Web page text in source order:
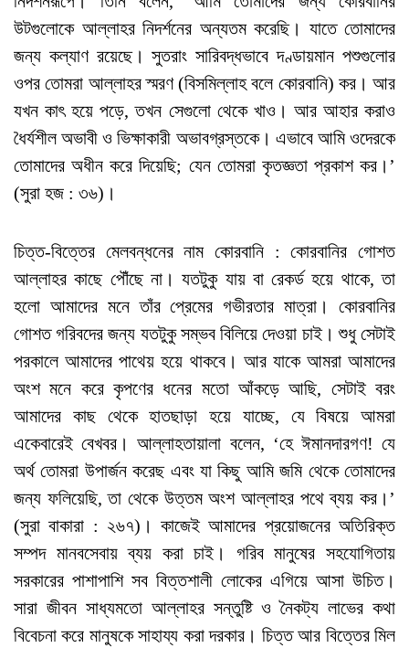
উটগুলোকে আল্লাহর নিদর্শনের অন্যতম করেছি। যাতে তোমাদের
জন্য কল্যাণ রয়েছে। সুতরাং সারিবদ্ধভাবে দণ্ডায়মান পশুগুলোর
ওপর তোমরা আল্লাহর স্মরণ (বিসমিল্লাহ বলে কোরবানি) কর। আর
যখন কাৎ হয়ে পড়ে, তখন সেগুলো থেকে খাও। আর আহার করাও
ধৈর্যশীল অভাবী ও ভিক্ষাকারী অভাবগ্রস্তকে। এভাবে আমি ওদেরকে
তোমাদের অধীন করে দিয়েছি; যেন তোমরা কৃতজ্ঞতা প্রকাশ কর।’
(সুরা হজ : ৩৬)।
চিত্ত-বিত্তের মেলবন্ধনের নাম কোরবানি : কোরবানির গোশত
আল্লাহর কাছে পৌঁছে না। যতটুকু যায় বা রেকর্ড হয়ে থাকে, তা
হলো আমাদের মনে তাঁর প্রেমের গভীরতার মাত্রা। কোরবানির
গোশত গরিবদের জন্য যতটুকু সম্ভব বিলিয়ে দেওয়া চাই। শুধু সেটাই
পরকালে আমাদের পাথেয় হয়ে থাকবে। আর যাকে আমরা আমাদের
অংশ মনে করে কৃপণের ধনের মতো আঁকড়ে আছি, সেটাই বরং
আমাদের কাছ থেকে হাতছাড়া হয়ে যাচ্ছে, যে বিষয়ে আমরা
একেবারেই বেখবর। আল্লাহতায়ালা বলেন, ‘হে ঈমানদারগণ! যে
অর্থ তোমরা উপার্জন করেছ এবং যা কিছু আমি জমি থেকে তোমাদের
জন্য ফলিয়েছি, তা থেকে উত্তম অংশ আল্লাহর পথে ব্যয় কর।’
(সুরা বাকারা : ২৬৭)। কাজেই আমাদের প্রয়োজনের অতিরিক্ত
সম্পদ মানবসেবায় ব্যয় করা চাই। গরিব মানুষের সহযোগিতায়
সরকারের পাশাপাশি সব বিত্তশালী লোকের এগিয়ে আসা উচিত।
সারা জীবন সাধ্যমতো আল্লাহর সন্তুষ্টি ও নৈকট্য লাভের কথা
বিবেচনা করে মানুষকে সাহায্য করা দরকার। চিত্ত আর বিত্তের মিল